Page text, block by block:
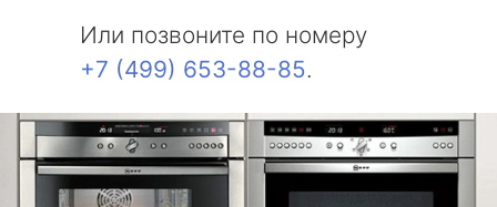
Или позвоните по номеру
+7 (499) 653-88-85.